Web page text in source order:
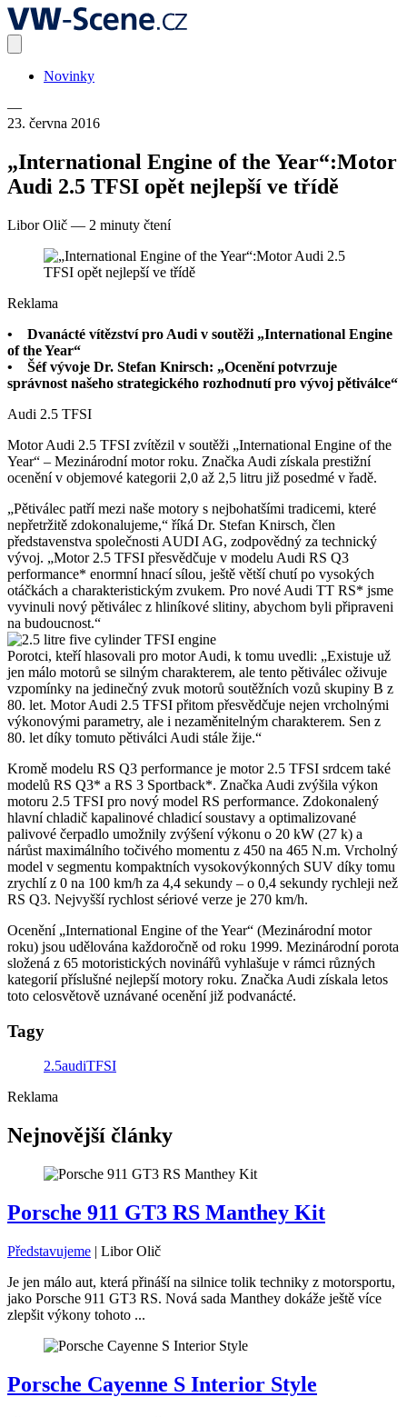
Novinky
—
23. června 2016
„International Engine of the Year“:Motor
Audi 2.5 TFSI opět nejlepší ve třídě
Libor Olič — 2 minuty čtení
Reklama
• Dvanácté vítězství pro Audi v soutěži „International Engine
of the Year“
• Šéf vývoje Dr. Stefan Knirsch: „Ocenění potvrzuje
správnost našeho strategického rozhodnutí pro vývoj pětiválce“
Audi 2.5 TFSI
Motor Audi 2.5 TFSI zvítězil v soutěži „International Engine of the
Year“ – Mezinárodní motor roku. Značka Audi získala prestižní
ocenění v objemové kategorii 2,0 až 2,5 litru již posedmé v řadě.
„Pětiválec patří mezi naše motory s nejbohatšími tradicemi, které
nepřetržitě zdokonalujeme,“ říká Dr. Stefan Knirsch, člen
představenstva společnosti AUDI AG, zodpovědný za technický
vývoj. „Motor 2.5 TFSI přesvědčuje v modelu Audi RS Q3
performance* enormní hnací sílou, ještě větší chutí po vysokých
otáčkách a charakteristickým zvukem. Pro nové Audi TT RS* jsme
vyvinuli nový pětiválec z hliníkové slitiny, abychom byli připraveni
na budoucnost.“
Porotci, kteří hlasovali pro motor Audi, k tomu uvedli: „Existuje už
jen málo motorů se silným charakterem, ale tento pětiválec oživuje
vzpomínky na jedinečný zvuk motorů soutěžních vozů skupiny B z
80. let. Motor Audi 2.5 TFSI přitom přesvědčuje nejen vrcholnými
výkonovými parametry, ale i nezaměnitelným charakterem. Sen z
80. let díky tomuto pětiválci Audi stále žije.“
Kromě modelu RS Q3 performance je motor 2.5 TFSI srdcem také
modelů RS Q3* a RS 3 Sportback*. Značka Audi zvýšila výkon
motoru 2.5 TFSI pro nový model RS performance. Zdokonalený
hlavní chladič kapalinové chladicí soustavy a optimalizované
palivové čerpadlo umožnily zvýšení výkonu o 20 kW (27 k) a
nárůst maximálního točivého momentu z 450 na 465 N.m. Vrcholný
model v segmentu kompaktních vysokovýkonných SUV díky tomu
zrychlí z 0 na 100 km/h za 4,4 sekundy – o 0,4 sekundy rychleji než
RS Q3. Nejvyšší rychlost sériové verze je 270 km/h.
Ocenění „International Engine of the Year“ (Mezinárodní motor
roku) jsou udělována každoročně od roku 1999. Mezinárodní porota
složená z 65 motoristických novinářů vyhlašuje v rámci různých
kategorií příslušné nejlepší motory roku. Značka Audi získala letos
toto celosvětově uznávané ocenění již podvanácté.
Tagy
2.5audiTFSI
Reklama
Nejnovější články
Porsche 911 GT3 RS Manthey Kit
Představujeme | Libor Olič
Je jen málo aut, která přináší na silnice tolik techniky z motorsportu,
jako Porsche 911 GT3 RS. Nová sada Manthey dokáže ještě více
zlepšit výkony tohoto ...
Porsche Cayenne S Interior Style